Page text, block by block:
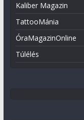
Kaliber Magazin
TattooMánia
ÓraMagazinOnline
Túlélés